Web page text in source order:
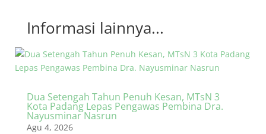
Informasi lainnya...
Dua Setengah Tahun Penuh Kesan, MTsN 3
Kota Padang Lepas Pengawas Pembina Dra.
Nayusminar Nasrun
Agu 4, 2026